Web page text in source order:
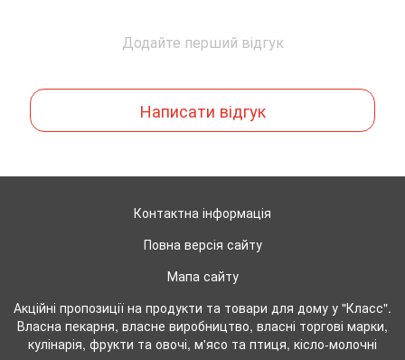
Додайте перший відгук
Написати відгук
Контактна інформація
Повна версія сайту
Мапа сайту
Акційні пропозиції на продукти та товари для дому у "Класс".
Власна пекарня, власне виробництво, власні торгові марки,
кулінарія, фрукти та овочі, м'ясо та птиця, кісло-молочні